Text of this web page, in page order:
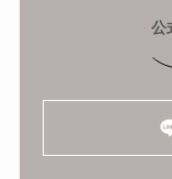
公